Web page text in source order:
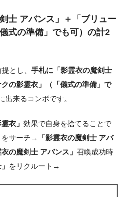
士 アバンス」＋「ブリュー
式の準備」でも可）の計2
とし、 手札に「影霊衣の魔剣士
の影霊衣」（「儀式の準備」で
出来るコンボです。
衣」 効果で自身を捨てることで
をサーチ→
「影霊衣の魔剣士 アバ
衣の魔剣士 アバンス」 召喚成功時
をリクルート→